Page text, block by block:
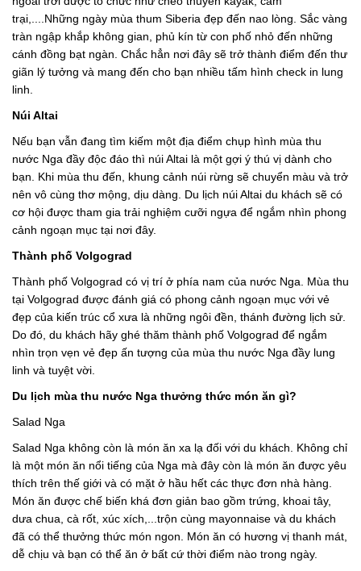
trại,....Những ngày mùa thum Siberia đẹp đến nao lòng. Sắc vàng
tràn ngập khắp không gian, phủ kín từ con phố nhỏ đến những
cánh đồng bạt ngàn. Chắc hẳn nơi đây sẽ trở thành điểm đến thư
giãn lý tưởng và mang đến cho bạn nhiều tấm hình check in lung
linh.
Núi Altai
Nếu bạn vẫn đang tìm kiếm một địa điểm chụp hình mùa thu
nước Nga đầy độc đáo thì núi Altai là một gợi ý thú vị dành cho
bạn. Khi mùa thu đến, khung cảnh núi rừng sẽ chuyển màu và trở
nên vô cùng thơ mộng, dịu dàng. Du lịch núi Altai du khách sẽ có
cơ hội được tham gia trải nghiệm cưỡi ngựa để ngắm nhìn phong
cảnh ngoạn mục tại nơi đây.
Thành phố Volgograd
Thành phố Volgograd có vị trí ở phía nam của nước Nga. Mùa thu
tại Volgograd được đánh giá có phong cảnh ngoạn mục với vẻ
đẹp của kiến trúc cổ xưa là những ngôi đền, thánh đường lịch sử.
Do đó, du khách hãy ghé thăm thành phố Volgograd để ngắm
nhìn trọn vẹn vẻ đẹp ấn tượng của mùa thu nước Nga đầy lung
linh và tuyệt vời.
Du lịch mùa thu nước Nga thưởng thức món ăn gì?
Salad Nga
Salad Nga không còn là món ăn xa lạ đối với du khách. Không chỉ
là một món ăn nổi tiếng của Nga mà đây còn là món ăn được yêu
thích trên thế giới và có mặt ở hầu hết các thực đơn nhà hàng.
Món ăn được chế biến khá đơn giản bao gồm trứng, khoai tây,
dưa chua, cà rốt, xúc xích,...trộn cùng mayonnaise và du khách
đã có thể thưởng thức món ngon. Món ăn có hương vị thanh mát,
dễ chịu và bạn có thể ăn ở bất cứ thời điểm nào trong ngày.